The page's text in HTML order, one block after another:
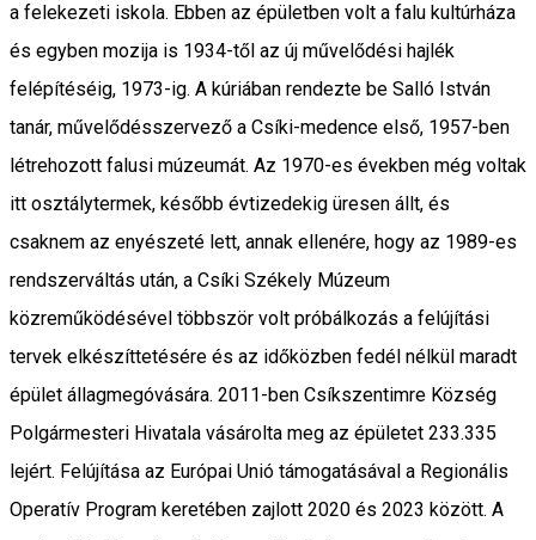
a felekezeti iskola. Ebben az épületben volt a falu kultúrháza
és egyben mozija is 1934-től az új művelődési hajlék
felépítéséig, 1973-ig. A kúriában rendezte be Salló István
tanár, művelődésszervező a Csíki-medence első, 1957-ben
létrehozott falusi múzeumát. Az 1970-es években még voltak
itt osztálytermek, később évtizedekig üresen állt, és
csaknem az enyészeté lett, annak ellenére, hogy az 1989-es
rendszerváltás után, a Csíki Székely Múzeum
közreműködésével többször volt próbálkozás a felújítási
tervek elkészíttetésére és az időközben fedél nélkül maradt
épület állagmegóvására. 2011-ben Csíkszentimre Község
Polgármesteri Hivatala vásárolta meg az épületet 233.335
lejért. Felújítása az Európai Unió támogatásával a Regionális
Operatív Program keretében zajlott 2020 és 2023 között. A